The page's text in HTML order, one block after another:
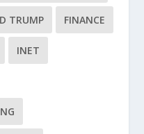
TRUMP FINANCE
INET